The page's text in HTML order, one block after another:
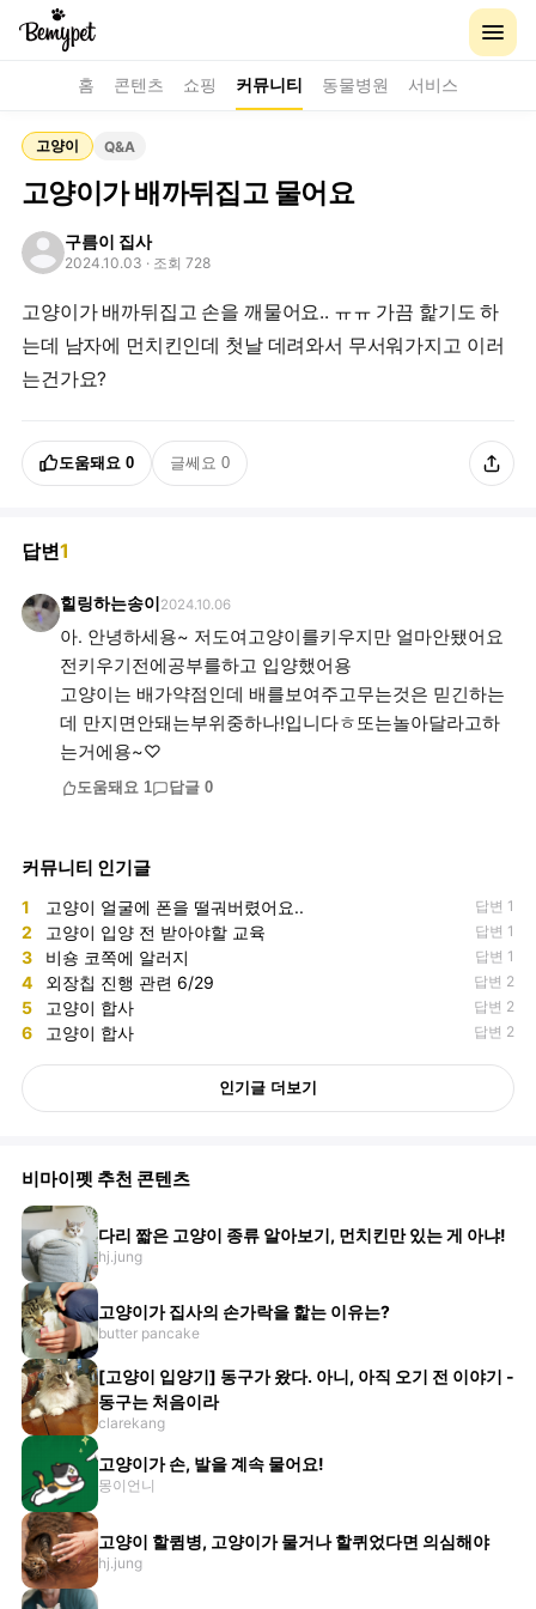
홈 콘텐츠 쇼핑 커뮤니티 동물병원 서비스
고양이 Q&A
고양이가 배까뒤집고 물어요
구름이 집사
2024.10.03 · 조회 728
고양이가 배까뒤집고 손을 깨물어요.. ㅠㅠ 가끔 핥기도 하
는데 남자에 먼치킨인데 첫날 데려와서 무서워가지고 이러
는건가요?
도움돼요 0 글쎄요 0
답변1
힐링하는송이 2024.10.06
아. 안녕하세용~ 저도여고양이를키우지만 얼마안됐어요
전키우기전에공부를하고 입양했어용
고양이는 배가약점인데 배를보여주고무는것은 믿긴하는
데 만지면안돼는부위중하나!입니다ㅎ또는놀아달라고하
는거에용~♡
도움돼요 1 답글 0
커뮤니티 인기글
1 고양이 얼굴에 폰을 떨궈버렸어요.. 답변 1
2 고양이 입양 전 받아야할 교육 답변 1
3 비숑 코쪽에 알러지 답변 1
4 외장칩 진행 관련 6/29 답변 2
5 고양이 합사 답변 2
6 고양이 합사 답변 2
인기글 더보기
비마이펫 추천 콘텐츠
다리 짧은 고양이 종류 알아보기, 먼치킨만 있는 게 아냐!
hj.jung
고양이가 집사의 손가락을 핥는 이유는?
butter pancake
[고양이 입양기] 동구가 왔다. 아니, 아직 오기 전 이야기 -
동구는 처음이라
clarekang
고양이가 손, 발을 계속 물어요!
몽이언니
고양이 할큄병, 고양이가 물거나 할퀴었다면 의심해야
hj.jung